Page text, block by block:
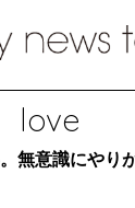
love
無意識にやり